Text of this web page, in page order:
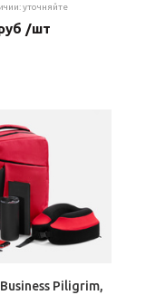
уточняйте
/шт
Piligrim,